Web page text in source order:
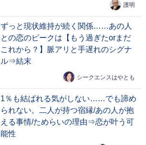
護明
ずっと現状維持が続く関係……あの人
との恋のピークは【もう過ぎたorまだ
これから？】脈アリと手遅れのシグナ
ル⇒結末
シークエンスはやとも
1％も結ばれる気がしない……でも諦め
られない。二人が持つ宿縁/あの人が抱
える事情/ためらいの理由⇒恋が叶う可
能性